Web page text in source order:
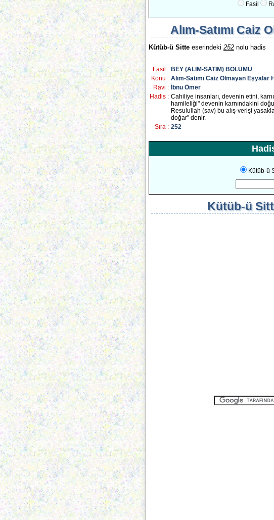
Fasil
Alım-Satımı Caiz
Kütüb-ü Sitte eserindeki 252 nolu hadis
Fasil : BEY (ALIM-SATIM) BÖLÜMÜ
Konu : Alım-Satımı Caiz Olmayan Eşyalar
Ravi :
İbnu Ömer
Hadis : Cahiliye insanları, devenin etini,
hamileliği" devenin karnındakini
Resulullah (sav) bu alış-verişi
doğar" denir.
Sıra : 252
Kütüb-ü
Kütüb-ü